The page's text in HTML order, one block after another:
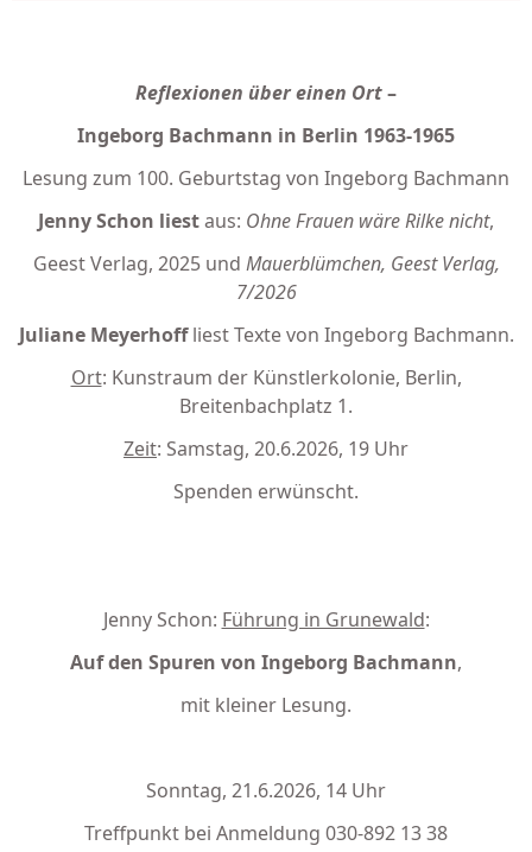
Reflexionen über einen Ort–
Ingeborg Bachmann in Berlin 1963-1965
Lesung zum 100. Geburtstag von Ingeborg Bachmann
Jenny Schon liestaus: Ohne Frauen wäre Rilke nicht,
Geest Verlag, 2025 und Mauerblümchen, Geest Verlag,
7/2026
Juliane Meyerhoffliest Texte von Ingeborg Bachmann.
Ort: Kunstraum der Künstlerkolonie, Berlin,
Breitenbachplatz 1.
Zeit: Samstag, 20.6.2026, 19 Uhr
Spenden erwünscht.
Jenny Schon: Führung in Grunewald:
Auf den Spuren von Ingeborg Bachmann,
mit kleiner Lesung.
Sonntag, 21.6.2026, 14 Uhr
Treffpunkt bei Anmeldung 030-892 13 38